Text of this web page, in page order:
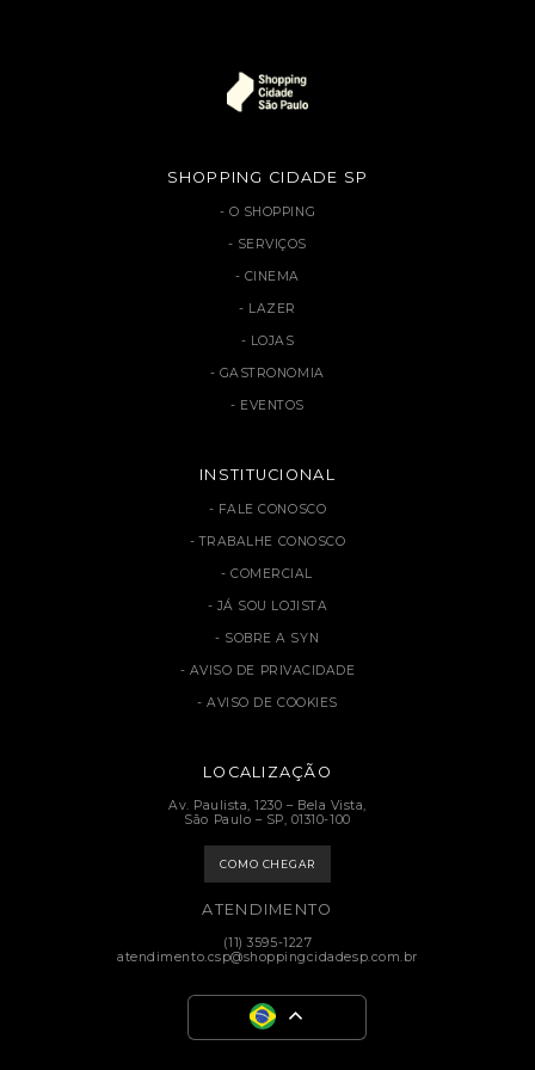
SHOPPING CIDADE SP
O SHOPPING
SERVIÇOS
CINEMA
LAZER
LOJAS
GASTRONOMIA
EVENTOS
INSTITUCIONAL
FALE CONOSCO
TRABALHE CONOSCO
COMERCIAL
JÁ SOU LOJISTA
SOBRE A SYN
AVISO DE PRIVACIDADE
AVISO DE COOKIES
LOCALIZAÇÃO
Av. Paulista, 1230 – Bela Vista,
São Paulo – SP, 01310-100
COMO CHEGAR
ATENDIMENTO
(11) 3595-1227
atendimento.csp@shoppingcidadesp.com.br